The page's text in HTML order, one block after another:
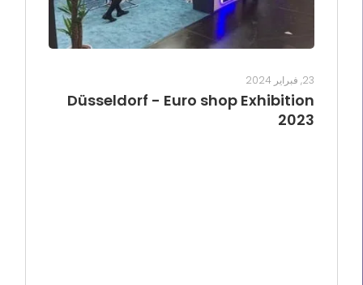
23, فبراير 2024
Düsseldorf - Euro shop Exhibition
2023